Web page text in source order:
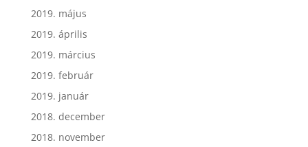
2019. május
2019. április
2019. március
2019. február
2019. január
2018. december
2018. november